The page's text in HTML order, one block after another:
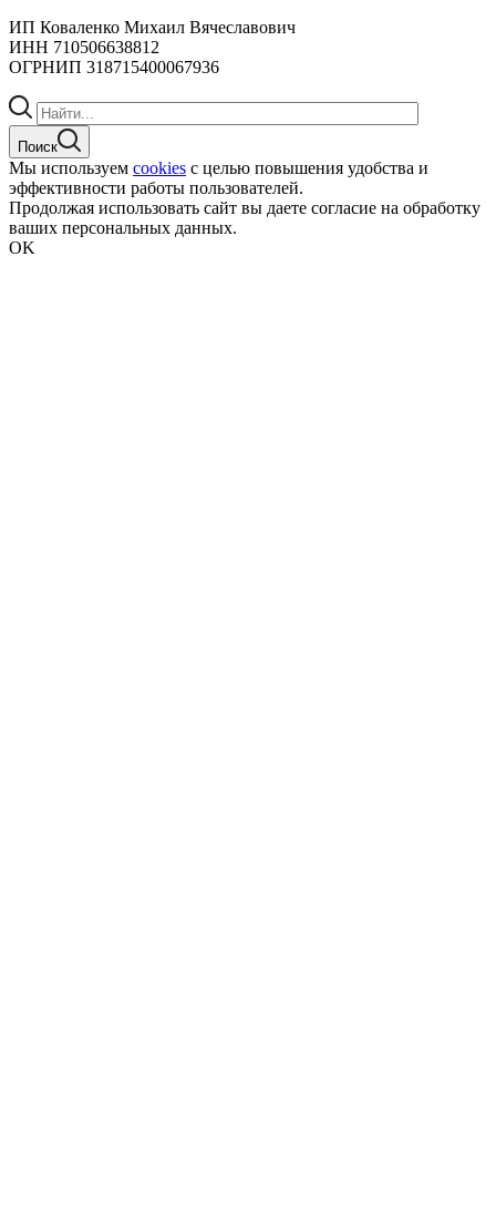
ИП Коваленко Михаил Вячеславович
ИНН 710506638812
ОГРНИП 318715400067936
Поиск
Мы используем cookies с целью повышения удобства и
эффективности работы пользователей.
Продолжая использовать сайт вы даете согласие на обработку
ваших персональных данных.
OK